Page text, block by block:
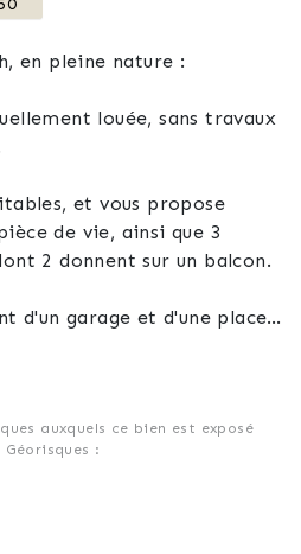
en pleine nature :
louée, sans travaux
et vous propose
de vie, ainsi que 3
2 donnent sur un balcon.
d'un garage et d'une place
rendement locatif immédiat,
possession en cas de
auxquels ce bien est exposé
: